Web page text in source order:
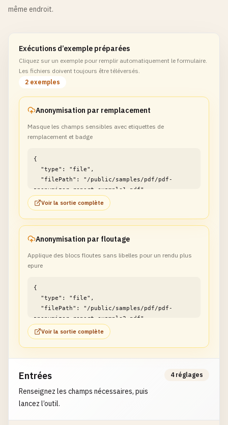
même endroit.
Exécutions d’exemple préparées
Cliquez sur un exemple pour remplir automatiquement le formulaire.
Les fichiers doivent toujours être téléversés.
2 exemples
Anonymisation par remplacement
Masque les champs sensibles avec etiquettes de
remplacement et badge
{
anonymizer-report-example1.pdf"
}
Voir la sortie complète
Anonymisation par floutage
Applique des blocs floutes sans libelles pour un rendu plus
epure
{
anonymizer-report-example2.pdf"
}
Voir la sortie complète
Entrées
Renseignez les champs nécessaires, puis
lancez l’outil.
4 réglages